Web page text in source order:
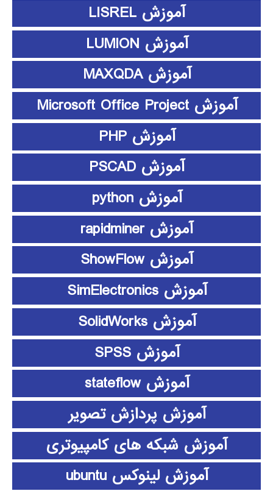
آموزش LISREL
آموزش LUMION
آموزش MAXQDA
آموزش Microsoft Office Project
آموزش PHP
آموزش PSCAD
آموزش python
آموزش rapidminer
آموزش ShowFlow
آموزش SimElectronics
آموزش SolidWorks
آموزش SPSS
آموزش stateflow
آموزش پردازش تصویر
آموزش شبکه های کامپیوتری
آموزش لینوکس ubuntu